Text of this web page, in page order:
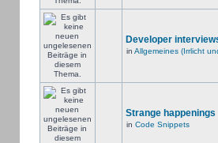
Developer
in Allgemeines (Irrlicht
Strange happenings
in Code Snippets